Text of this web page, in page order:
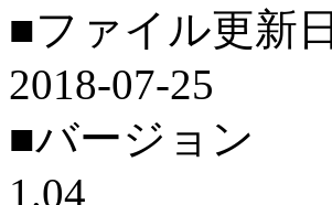
■ファイル更新日
2018-07-25
■バージョン
1.04